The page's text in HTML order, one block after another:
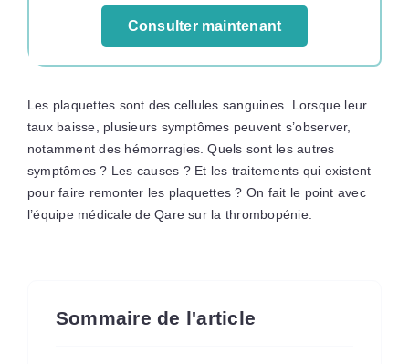
Consulter maintenant
Les plaquettes sont des cellules sanguines. Lorsque leur
taux baisse, plusieurs symptômes peuvent s’observer,
notamment des hémorragies. Quels sont les autres
symptômes ? Les causes ? Et les traitements qui existent
pour faire remonter les plaquettes ? On fait le point avec
l’équipe médicale de Qare sur la thrombopénie.
Sommaire de l'article